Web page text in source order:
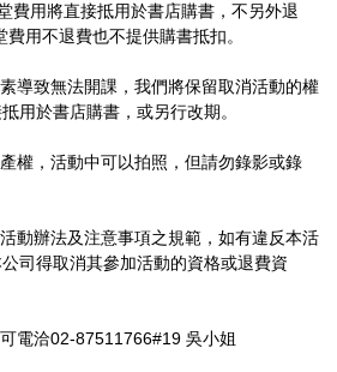
費用將直接抵用於書店購書，不另外退
用不退費也不提供購書抵扣。
導致無法開課，我們將保留取消活動的權
用於書店購書，或另行改期。
權，活動中可以拍照，但請勿錄影或錄
動辦法及注意事項之規範，如有違反本活
司得取消其參加活動的資格或退費資
電洽02-87511766#19 吳小姐